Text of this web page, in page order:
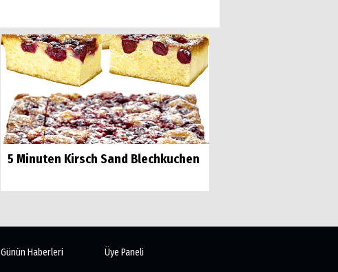
5 Minuten Kirsch Sand Blechkuchen
Günün Haberleri Üye Paneli